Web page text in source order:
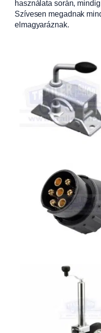
használata során,
Szívesen megadnak
elmagyaráznak.